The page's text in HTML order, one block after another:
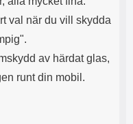
val när du vill skydda
av härdat glas,
runt din mobil.